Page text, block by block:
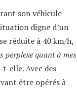
son véhicule
digne d’un
réduite à 40 km/h,
perplexe quant à mes
elle. Avec des
être opérés à